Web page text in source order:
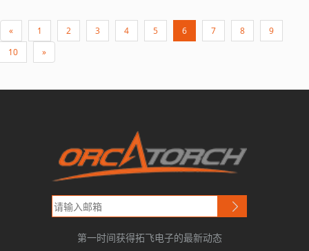
« 1 2 3 4 5 6 7 8
9
10
»
第一时间获得拓飞电子的最新动态